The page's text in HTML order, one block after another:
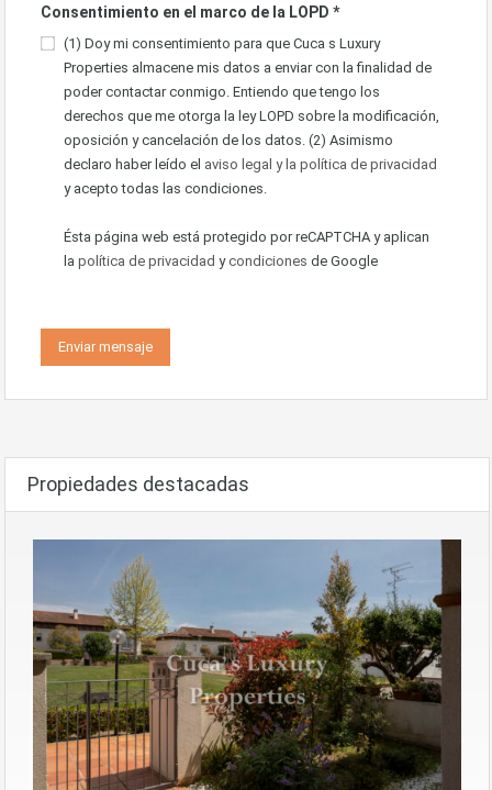
Consentimiento en el marco de la LOPD *
(1) Doy mi consentimiento para que Cuca s Luxury
Properties almacene mis datos a enviar con la finalidad de
poder contactar conmigo. Entiendo que tengo los
derechos que me otorga la ley LOPD sobre la modificación,
oposición y cancelación de los datos. (2) Asimismo
declaro haber leído el aviso legal y la política de privacidad
y acepto todas las condiciones.
Ésta página web está protegido por reCAPTCHA y aplican
la política de privacidad ycondiciones de Google
Propiedades destacadas